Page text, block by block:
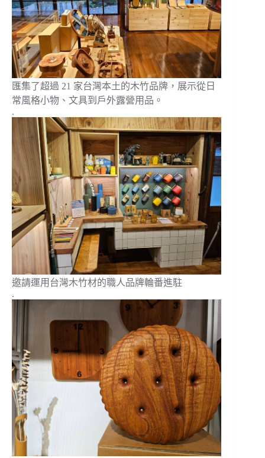
匯集了超過 21 家台灣本土的木竹品牌，展示從日
常風格小物、文具到戶外露營用品。
.
邀請運用台灣木竹材的職人品牌輪番進駐
.